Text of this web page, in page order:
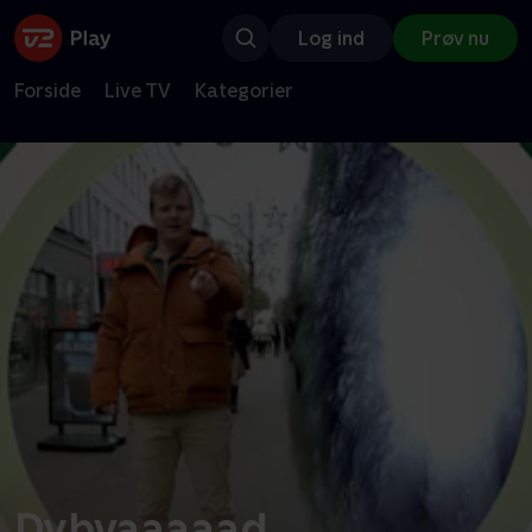
Log ind Prøv nu
Forside Live TV Kategorier